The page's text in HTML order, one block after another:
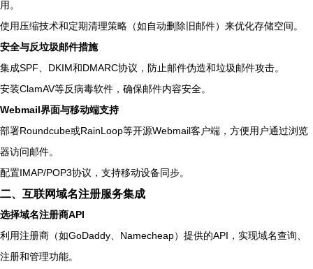
用。
使用压缩技术和定期清理策略（如自动删除旧邮件）来优化存储空间。
安全与反垃圾邮件措施
集成SPF、DKIM和DMARC协议，防止邮件伪造和垃圾邮件攻击。
安装ClamAV等反病毒软件，确保邮件内容安全。
Webmail界面与移动端支持
部署Roundcube或RainLoop等开源Webmail客户端，方便用户通过浏览
器访问邮件。
配置IMAP/POP3协议，支持移动设备同步。
二、互联网域名注册服务集成
选择域名注册商API
利用注册商（如GoDaddy、Namecheap）提供的API，实现域名查询、
注册和管理功能。